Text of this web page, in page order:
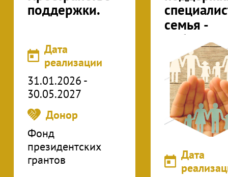
поддержки.
Дата
реализации
31.01.2026 -
30.05.2027
Донор
Фонд
президентских
грантов
семья -
ребенок
Дата